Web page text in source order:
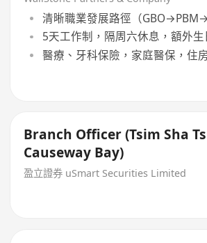
清晰職業發展路徑（
5天工作制，隔周六休息，額外
醫療、牙科保險，家庭醫保，住
Branch Officer (Tsim Sha
Causeway Bay)
盈立證券 uSmart Securities Limited